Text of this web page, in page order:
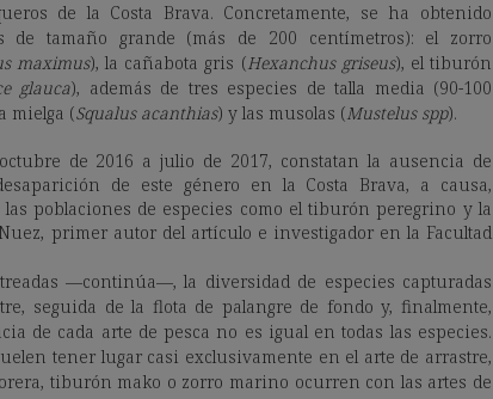
de la Costa Brava. Concretamente, se ha obtenido
de tamaño grande (más de 200 centímetros): el zorro
maximus), la cañabota gris (Hexanchus griseus), el tiburón
glauca), además de tres especies de talla media (90-100
mielga (Squalus acanthias) y las musolas (Mustelus spp).
de 2016 a julio de 2017, constatan la ausencia de
de este género en la Costa Brava, a causa,
poblaciones de especies como el tiburón peregrino y la
primer autor del artículo e investigador en la Facultad
—continúa—, la diversidad de especies capturadas
seguida de la flota de palangre de fondo y, finalmente,
de cada arte de pesca no es igual en todas las especies.
tener lugar casi exclusivamente en el arte de arrastre,
tiburón mako o zorro marino ocurren con las artes de